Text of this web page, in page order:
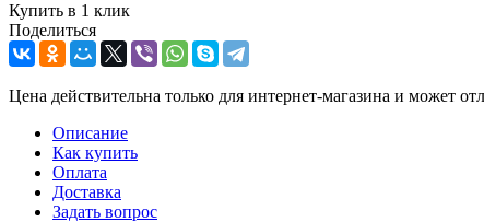
Купить в 1 клик
Поделиться
Цена действительна только для интернет-магазина и может
Описание
Как купить
Оплата
Доставка
Задать вопрос